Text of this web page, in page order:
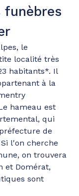
funèbres
le
localité très
habitants*. Il
à la
hameau est
qui
de
l'on cherche
on trouvera
et Domérat,
sont